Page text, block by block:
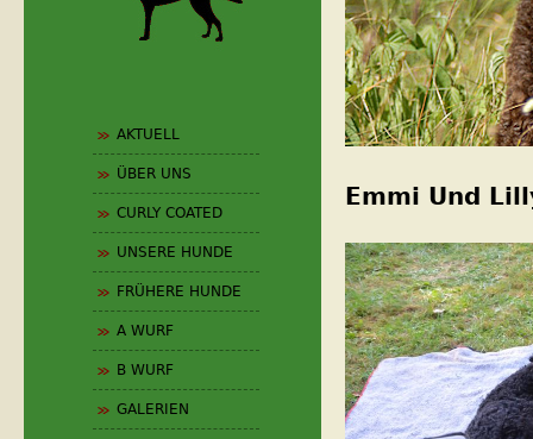
Emmi Und
AKTUELL
ÜBER UNS
CURLY COATED
UNSERE HUNDE
FRÜHERE HUNDE
A WURF
B WURF
GALERIEN